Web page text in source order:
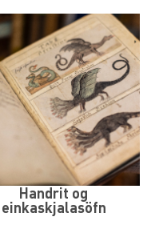
Handrit og
einkaskjalasöfn